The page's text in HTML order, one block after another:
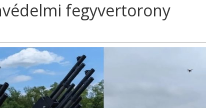
fegyvertorony